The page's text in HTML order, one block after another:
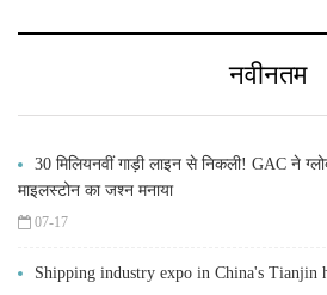
नवीनतम
30 मिलियनवीं गाड़ी लाइन से निकली! GAC ने
माइलस्टोन का जश्न मनाया
07-17
Shipping industry expo in China's Tianjin